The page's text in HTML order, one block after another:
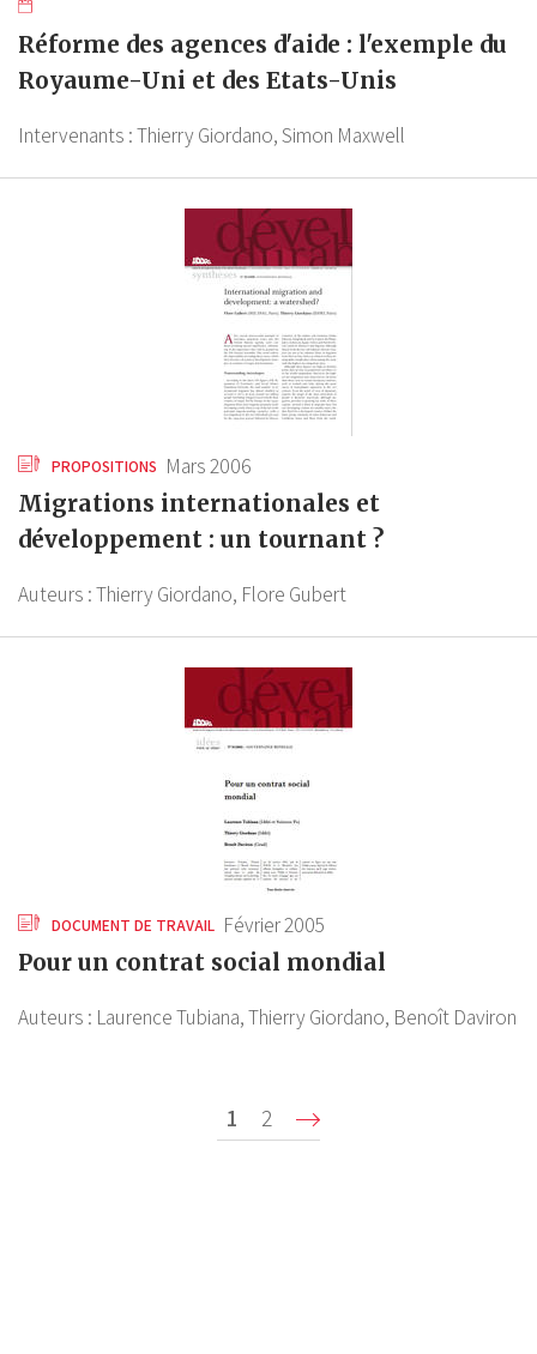
Réforme des agences d'aide : l'exemple du
Royaume-Uni et des Etats-Unis
Intervenants :Thierry Giordano,Simon Maxwell
PROPOSITIONS Mars 2006
Migrations internationales et
développement : un tournant ?
Auteurs :Thierry Giordano, Flore Gubert
DOCUMENT DE TRAVAIL Février 2005
Pour un contrat social mondial
Auteurs : Laurence Tubiana,Thierry Giordano, Benoît Daviron
Page
courante
1 Page
2